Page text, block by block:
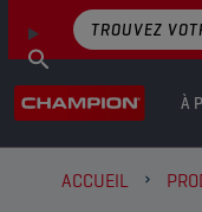
À
TROUVEZ
ACCUEIL